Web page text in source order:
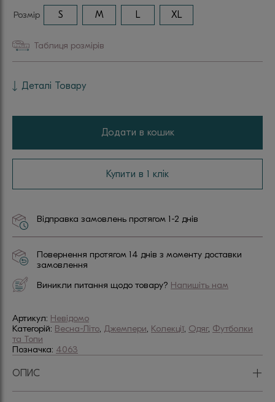
Розмір S M L XL
Таблиця розмірів
Деталі Товару
Додати в кошик
Купити в 1 клік
Відправка замовлень протягом 1-2 днів
Повернення протягом 14 днів з моменту доставки
замовлення
Виникли питання щодо товару? Напишіть нам
Артикул: Невідомо
Категорій: Весна-Літо, Джемпери, Колекції, Одяг, Футболки
та Топи
Позначка: 4063
ОПИС +